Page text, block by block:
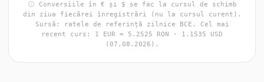
info Conversiile în € și $ se fac la cursul de schimb
din ziua fiecărei înregistrări (nu la cursul curent).
Sursă: ratele de referință zilnice BCE. Cel mai
recent curs: 1 EUR = 5.2525 RON · 1.1535 USD
(07.08.2026).